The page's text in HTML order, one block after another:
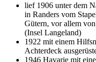
lief 1906 unter dem
in Randers vom
Gütern, vor allem
(Insel Langeland)
1922 mit einem
Achterdeck
1946 Havarie mit